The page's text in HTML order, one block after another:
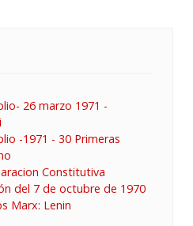
26 marzo 1971 -
-1971 - 30 Primeras
Constitutiva
del 7 de octubre de 1970
Marx: Lenin